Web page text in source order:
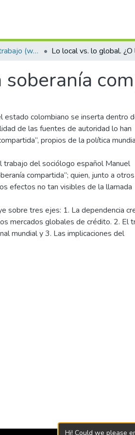
Documentos de trabajo (working papers)
estado colombiano se inserta dentro
de las fuentes de autoridad lo han
propios de la política
del sociólogo español Manuel
compartida”; quien, junto a otros
efectos no tan visibles de la llamada
sobre tres ejes: 1. La dependencia
mercados globales de crédito. 2. El
mundial y 3. Las implicaciones del
Hi! Could we please